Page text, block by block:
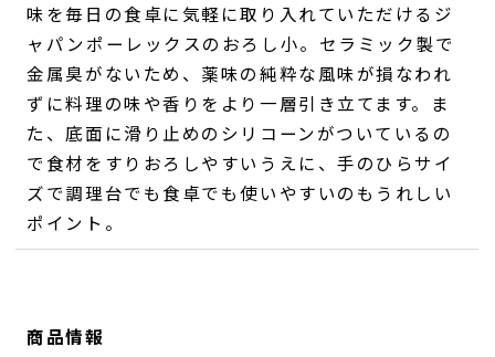
味を毎日の食卓に気軽に取り入れていただけるジ
ャパンポーレックスのおろし小。セラミック製で
金属臭がないため、薬味の純粋な風味が損なわれ
ずに料理の味や香りをより一層引き立てます。ま
た、底面に滑り止めのシリコーンがついているの
で食材をすりおろしやすいうえに、手のひらサイ
ズで調理台でも食卓でも使いやすいのもうれしい
ポイント。
商品情報